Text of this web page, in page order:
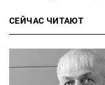
СЕЙЧАС ЧИТАЮТ